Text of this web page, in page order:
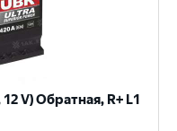
V) Обратная, R+ L1